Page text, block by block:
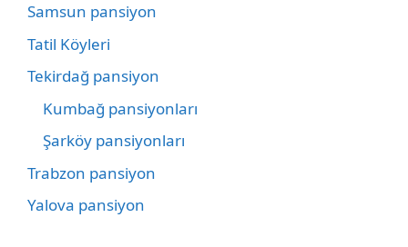
Samsun pansiyon
Tatil Köyleri
Tekirdağ pansiyon
Kumbağ pansiyonları
Şarköy pansiyonları
Trabzon pansiyon
Yalova pansiyon